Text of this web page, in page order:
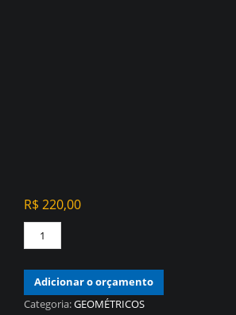
R$ 220,00
PAPEL
DE
PAREDE
CHEVRON
OFF
Adicionar o orçamento
Categoria:GEOMÉTRICOS